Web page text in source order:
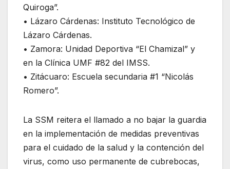
Quiroga”.
• Lázaro Cárdenas: Instituto Tecnológico de
Lázaro Cárdenas.
• Zamora: Unidad Deportiva “El Chamizal” y
en la Clínica UMF #82 del IMSS.
• Zitácuaro: Escuela secundaria #1 “Nicolás
Romero”.
La SSM reitera el llamado a no bajar la guardia
en la implementación de medidas preventivas
para el cuidado de la salud y la contención del
virus, como uso permanente de cubrebocas,